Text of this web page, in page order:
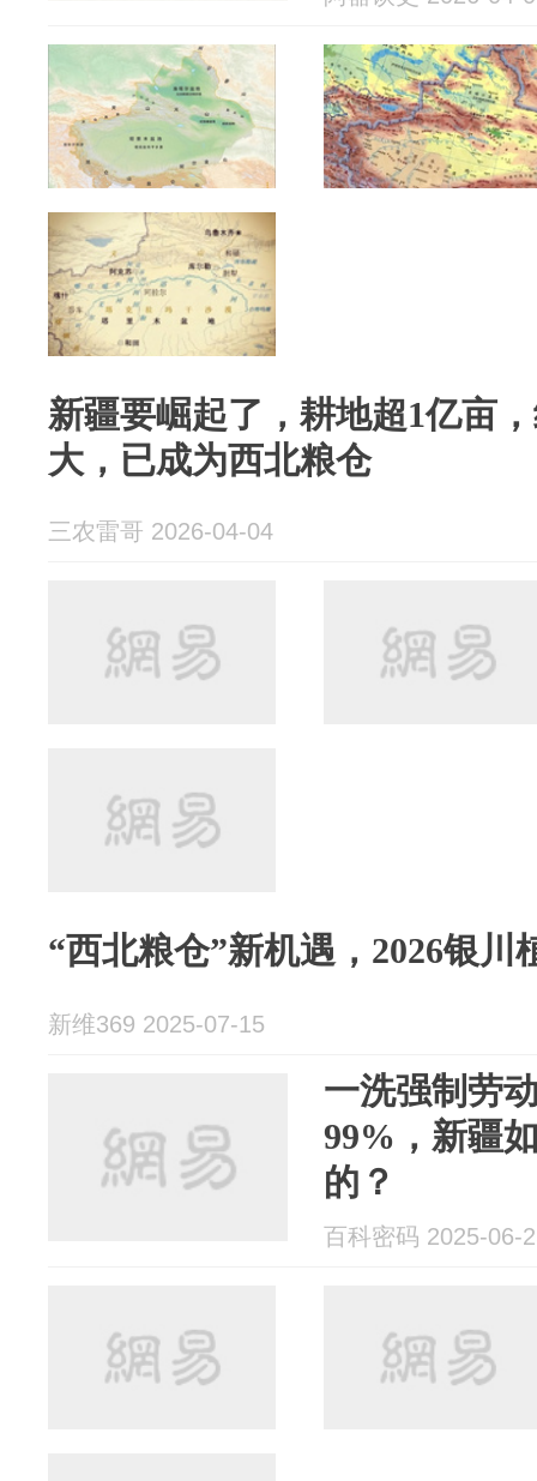
新疆要崛起了，耕地超1亿亩
大，已成为西北粮仓
三农雷哥 2026-04-04
“西北粮仓”新机遇，2026银川
新维369 2025-07-15
一洗强制劳
99%，新疆
的？
百科密码 2025-06-